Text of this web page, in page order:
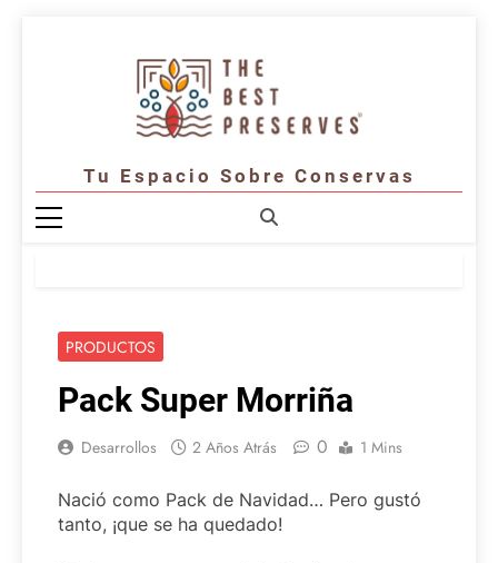
Tu Espacio Sobre Conservas
PRODUCTOS
Pack Super Morriña
Desarrollos 2 Años Atrás 0 1 Mins
Nació como Pack de Navidad… Pero gustó
tanto, ¡que se ha quedado!